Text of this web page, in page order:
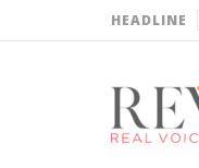
HEADLINE